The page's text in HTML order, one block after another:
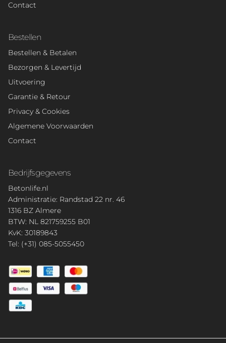
Contact
Bestellen
Bestellen & Betalen
Bezorgen & Levertijd
Uitvoering
Garantie & Retour
Privacy & Cookies
Algemene Voorwaarden
Contact
Bedrijfsgegevens
Betonlife.nl
Administratie: Randstad 22 nr. 46
1316 BZ Almere
BTW: NL 821759255 B01
KvK: 30189843
Tel: (+31) 085-5055450